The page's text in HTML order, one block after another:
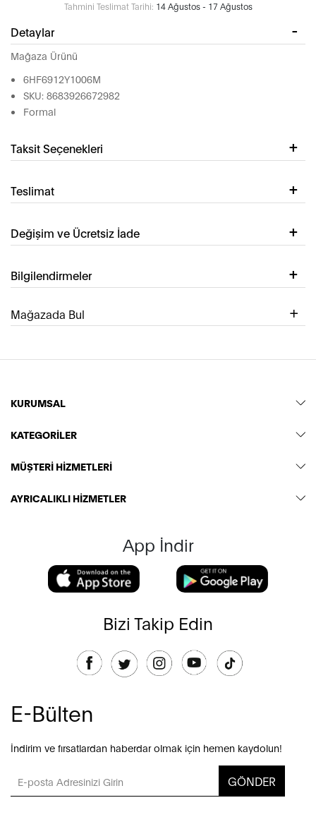
Tahmini Teslimat Tarihi: 14 Ağustos - 17 Ağustos
Detaylar
Mağaza Ürünü
6HF6912Y1006M
SKU: 8683926672982
Formal
Taksit Seçenekleri
Teslimat
Değişim ve Ücretsiz İade
Bilgilendirmeler
Mağazada Bul
KURUMSAL
KATEGORİLER
MÜŞTERİ HİZMETLERİ
AYRICALIKLI HİZMETLER
App İndir
Bizi Takip Edin
E-Bülten
İndirim ve fırsatlardan haberdar olmak için hemen kaydolun!
GÖNDER